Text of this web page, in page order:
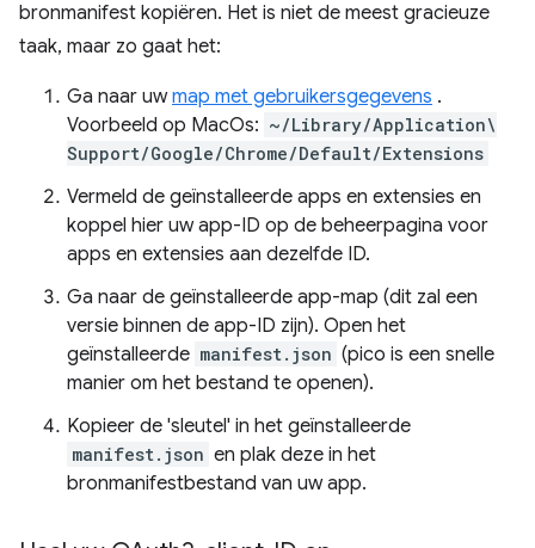
bronmanifest kopiëren. Het is niet de meest gracieuze
taak, maar zo gaat het:
Ga naar uwmap met gebruikersgegevens .
Voorbeeld op MacOs: ~/Library/Application\
Support/Google/Chrome/Default/Extensions
Vermeld de geïnstalleerde apps en extensies en
koppel hier uw app-ID op de beheerpagina voor
apps en extensies aan dezelfde ID.
Ga naar de geïnstalleerde app-map (dit zal een
versie binnen de app-ID zijn). Open het
geïnstalleerde manifest.json (pico is een snelle
manier om het bestand te openen).
Kopieer de 'sleutel' in het geïnstalleerde
manifest.json en plak deze in het
bronmanifestbestand van uw app.